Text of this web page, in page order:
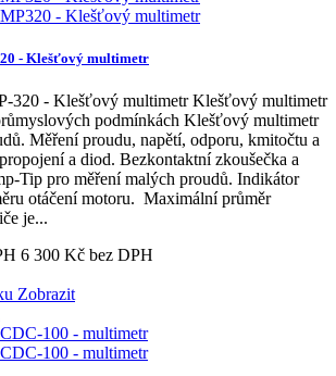
- Klešťový multimetr
320 - Klešťový multimetr Klešťový multimetr
podmínkách Klešťový multimetr
Měření proudu, napětí, odporu, kmitočtu a
a diod. Bezkontaktní zkoušečka a
Tip pro měření malých proudů. Indikátor
otáčení motoru. Maximální průměr
je...
6 300 Kč bez DPH
Zobrazit